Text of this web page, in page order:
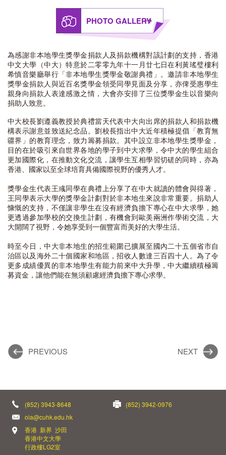
PHOTO GALLERY
為感謝非本地學生獎學金捐款人及捐款機構對該計劃的支持，香港
中文大學（中大）特意於二零零九年十一月廿七日在利黃瑤璧樓利
希慎音樂廳舉行「非本地學生獎學金敬謝典禮」。邀請非本地學生
獎學金捐款人與近百名獎學金領受同學見面及分享，亦俾受惠學生
親身向捐款人表達感激之情，大會亦安排了三位獎學金生以音樂向
捐助人致意。
中大校長劉遵義教授於典禮當天代表中大向出席的捐款人和捐款機
構表示謝意並致送紀念品。劉校長指出中大近年積極提倡「教育無
疆界」的教育理念，致力籌募捐款。其中設立非本地學生獎學金，
目的在於吸引來自世界各地的學子到中大求學，令中大的學生組合
更加國際化，在推動文化交流，讓學生互相學習切磋的同時，亦為
香港、國家以至全球培育具備國際視野的優秀人才。
獎學金生代表王彧同學在典禮上分享了在中大就讀的體會與得著，
王同學表示大學的獎學金計劃對於非本地生來說非常重要。捐助人
慷慨的支持，不僅讓非學生在沒有經濟負擔下專心在中大求學，她
更透過參加學校的交換生計劃，有機會到歐美兩洲作學術交流，大
大開闊了視野，令她享受到一個豐富而美好的大學生活。
時至今日，中大非本地生的招生範圍已擴展至國內二十五個省市自
治區以及海外二十個國家和地區，招收人數達三百四十人。為了令
更多成績優異的非本地學生有能力前來中大升學，中大繼續積極籌
募資金，讓他們能在無須顧慮經濟負擔下專心求學。
PREVIOUS NEXT
(852) 3943-8648
(852) 3942-0976
oia@cuhk.edu.hk
香港 新界 沙田
香港中文大學
行政樓LG2室